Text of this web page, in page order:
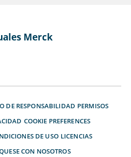
Merck
DE RESPONSABILIDAD PERMISOS
COOKIE PREFERENCES
DE USO LICENCIAS
CON NOSOTROS